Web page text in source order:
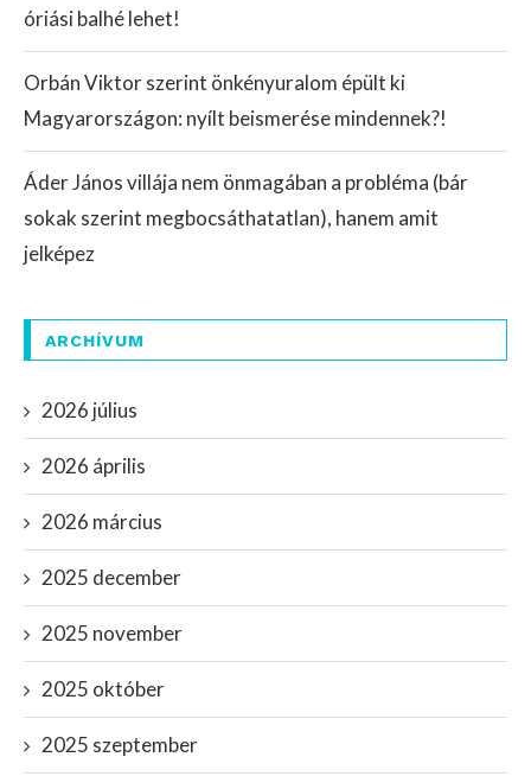
óriási balhé lehet!
Orbán Viktor szerint önkényuralom épült ki
Magyarországon: nyílt beismerése mindennek?!
Áder János villája nem önmagában a probléma (bár
sokak szerint megbocsáthatatlan), hanem amit
jelképez
ARCHÍVUM
2026 július
2026 április
2026 március
2025 december
2025 november
2025 október
2025 szeptember